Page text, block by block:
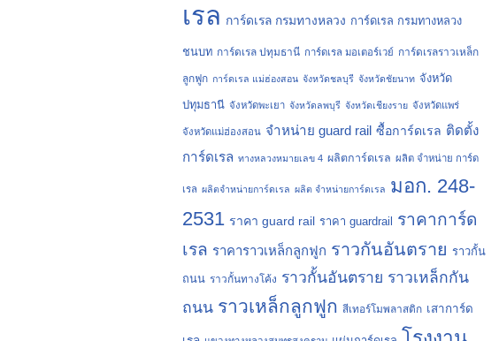
เรล การ์ดเรล กรมทางหลวง การ์ดเรล กรมทางหลวง
ชนบท การ์ดเรล ปทุมธานี การ์ดเรล มอเตอร์เวย์ การ์ดเรลราวเหล็ก
ลูกฟูก การ์ดเรล แม่ฮ่องสอน จังหวัดชลบุรี จังหวัดชัยนาท จังหวัด
ปทุมธานี จังหวัดพะเยา จังหวัดลพบุรี จังหวัดเชียงราย จังหวัดแพร่
จังหวัดแม่ฮ่องสอน จำหน่าย guard rail ซื้อการ์ดเรล ติดตั้ง
การ์ดเรล ทางหลวงหมายเลข 4 ผลิตการ์ดเรล ผลิต จำหน่าย การ์ด
เรล ผลิตจำหน่ายการ์ดเรล ผลิต จำหน่ายการ์ดเรล มอก. 248-
2531 ราคา guard rail ราคา guardrail
ราคาการ์ด
เรล ราคาราวเหล็กลูกฟูก ราวกันอันตราย ราวกั้น
ถนน ราวกั้นทางโค้ง ราวกั้นอันตราย ราวเหล็กกัน
ถนน ราวเหล็กลูกฟูก สีเทอร์โมพลาสติก เสาการ์ด